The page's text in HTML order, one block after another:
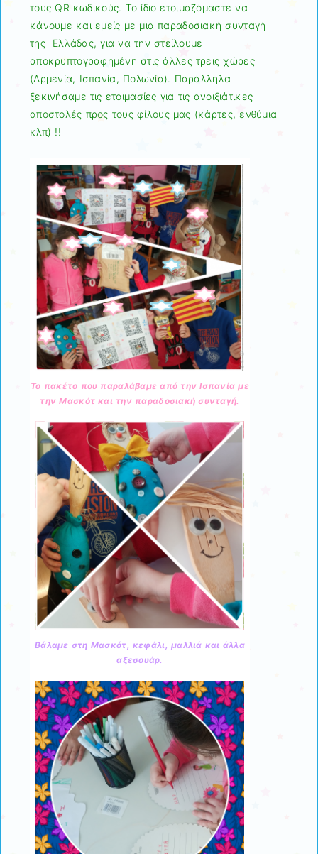
τους QR κωδικούς. Το ίδιο ετοιμαζόμαστε να
κάνουμε και εμείς με μια παραδοσιακή συνταγή
της Ελλάδας, για να την στείλουμε
αποκρυπτογραφημένη στις άλλες τρεις χώρες
(Αρμενία, Ισπανία, Πολωνία). Παράλληλα
ξεκινήσαμε τις ετοιμασίες για τις ανοιξιάτικες
αποστολές προς τους φίλους μας (κάρτες, ενθύμια
κλπ) !!
Το πακέτο που παραλάβαμε από την Ισπανία με
την Μασκότ και την παραδοσιακή συνταγή.
Βάλαμε στη Μασκότ, κεφάλι, μαλλιά και άλλα
αξεσουάρ.